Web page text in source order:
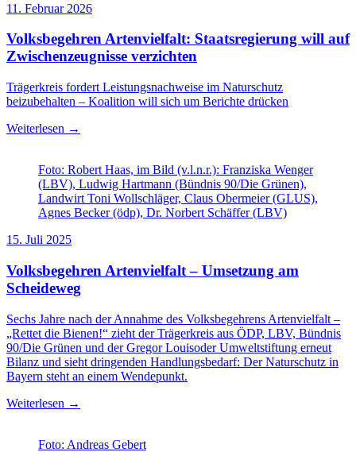
11. Februar 2026
Volksbegehren Artenvielfalt: Staatsregierung will auf
Zwischenzeugnisse verzichten
Trägerkreis fordert Leistungsnachweise im Naturschutz
beizubehalten – Koalition will sich um Berichte drücken
Weiterlesen →
Foto: Robert Haas, im Bild (v.l.n.r.): Franziska Wenger
(LBV), Ludwig Hartmann (Bündnis 90/Die Grünen),
Landwirt Toni Wollschläger, Claus Obermeier (GLUS),
Agnes Becker (ödp), Dr. Norbert Schäffer (LBV)
15. Juli 2025
Volksbegehren Artenvielfalt – Umsetzung am
Scheideweg
Sechs Jahre nach der Annahme des Volksbegehrens Artenvielfalt –
„Rettet die Bienen!“ zieht der Trägerkreis aus ÖDP, LBV, Bündnis
90/Die Grünen und der Gregor Louisoder Umweltstiftung erneut
Bilanz und sieht dringenden Handlungsbedarf: Der Naturschutz in
Bayern steht an einem Wendepunkt.
Weiterlesen →
Foto: Andreas Gebert